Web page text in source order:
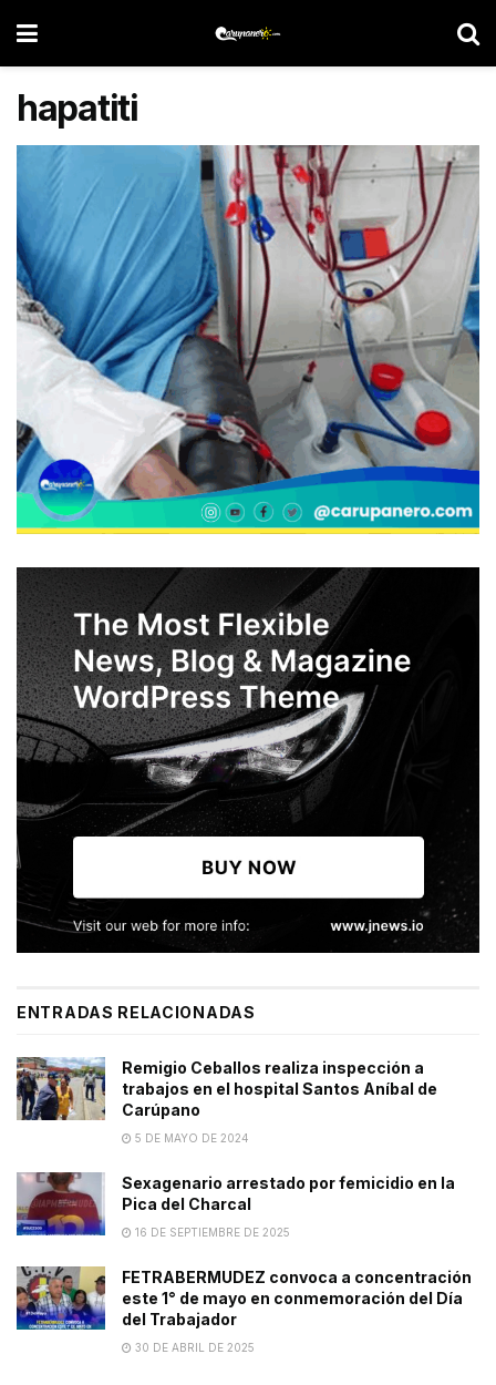
hapatiti
ENTRADAS RELACIONADAS
Remigio Ceballos realiza inspección a
trabajos en el hospital Santos Aníbal de
Carúpano
5 DE MAYO DE 2024
Sexagenario arrestado por femicidio en la
Pica del Charcal
16 DE SEPTIEMBRE DE 2025
FETRABERMUDEZ convoca a concentración
este 1° de mayo en conmemoración del Día
del Trabajador
30 DE ABRIL DE 2025